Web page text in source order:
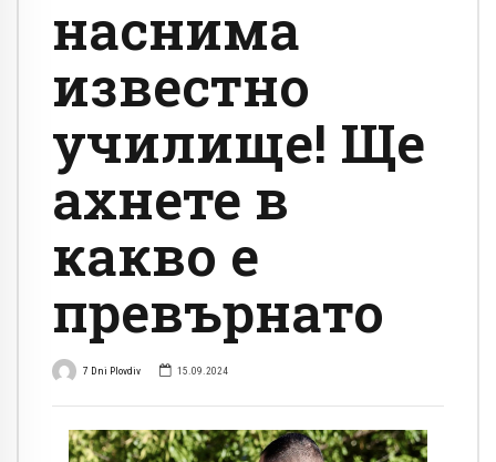
наснима
известно
училище! Ще
ахнете в
какво е
превърнато
7 Dni Plovdiv 15.09.2024